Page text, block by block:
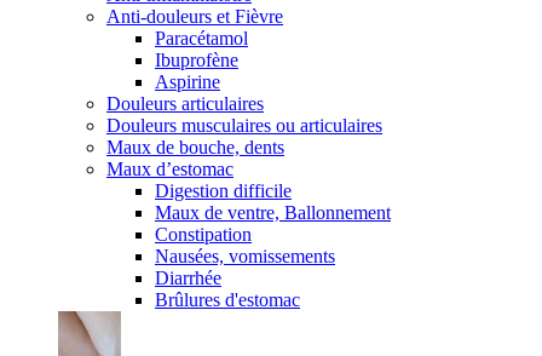
Anti-douleurs et Fièvre
Paracétamol
Ibuprofène
Aspirine
Douleurs articulaires
Douleurs musculaires ou articulaires
Maux de bouche, dents
Maux d’estomac
Digestion difficile
Maux de ventre, Ballonnement
Constipation
Nausées, vomissements
Diarrhée
Brûlures d'estomac